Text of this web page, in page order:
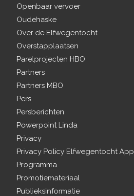
Openbaar vervoer
Oudehaske
Over de Elfwegentocht
Overstapplaatsen
Parelprojecten HBO
Partners
Partners MBO
Pers
Persberichten
Powerpoint Linda
Privacy
Privacy Policy Elfwegentocht App
Programma
Promotiemateriaal
Publieksinformatie